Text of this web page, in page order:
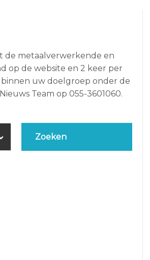
de metaalverwerkende en
op de website en 2 keer per
uw doelgroep onder de
Team op 055-3601060.